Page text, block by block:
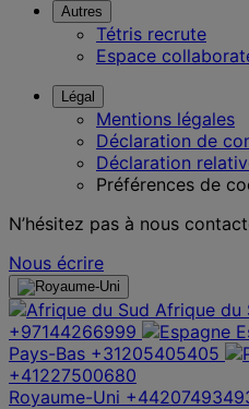
Autres
Tétris recrute
Espace
Légal
Mentions légales
Déclaration de
Déclaration
Préférences de
N’hésitez pas à nous
Nous écrire
Afrique du
+97144266999
Pays-Bas +31205405405
+41227500680
Royaume-Uni